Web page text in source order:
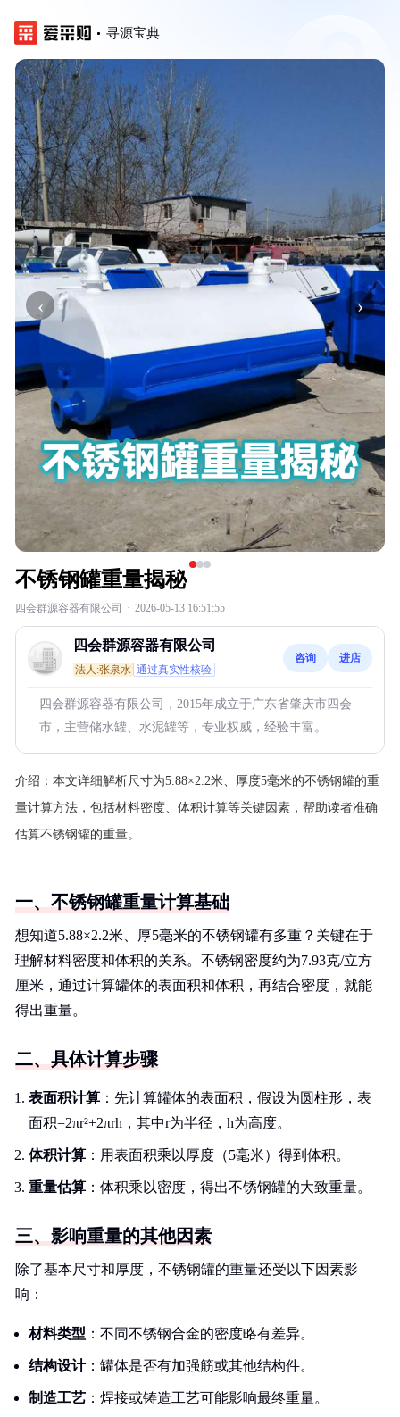
寻源宝典
‹ ›
不锈钢罐重量揭秘
四会群源容器有限公司 · 2026-05-13 16:51:55
四会群源容器有限公司
法人:张泉水 通过真实性核验
咨询 进店
四会群源容器有限公司，2015年成立于广东省肇庆市四会
市，主营储水罐、水泥罐等，专业权威，经验丰富。
介绍： 本文详细解析尺寸为5.88×2.2米、厚度5毫米的不锈钢罐的重
量计算方法，包括材料密度、体积计算等关键因素，帮助读者准确
估算不锈钢罐的重量。
一、不锈钢罐重量计算基础
想知道5.88×2.2米、厚5毫米的不锈钢罐有多重？关键在于
理解材料密度和体积的关系。不锈钢密度约为7.93克/立方
厘米，通过计算罐体的表面积和体积，再结合密度，就能
得出重量。
二、具体计算步骤
表面积计算 ：先计算罐体的表面积，假设为圆柱形，表
面积=2πr²+2πrh，其中r为半径，h为高度。
体积计算 ：用表面积乘以厚度（5毫米）得到体积。
重量估算 ：体积乘以密度，得出不锈钢罐的大致重量。
三、影响重量的其他因素
除了基本尺寸和厚度，不锈钢罐的重量还受以下因素影
响：
材料类型 ：不同不锈钢合金的密度略有差异。
结构设计：罐体是否有加强筋或其他结构件。
制造工艺 ：焊接或铸造工艺可能影响最终重量。